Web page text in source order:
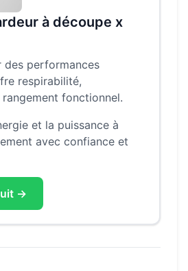
à découpe x
des performances
respirabilité,
fonctionnel.
et la puissance à
avec confiance et
→